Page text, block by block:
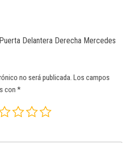
Delantera Derecha Mercedes
no será publicada. Los campos
con *